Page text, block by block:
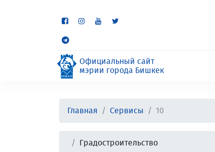
Официальный сайт
мэрии города Бишкек
Главная Сервисы 10
Градостроительство